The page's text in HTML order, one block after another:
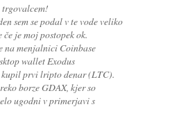
sem se podal v te vode veliko
je moj postopek ok.
na menjalnici Coinbase
wallet Exodus
kupil prvi lripto denar (LTC).
borze GDAX, kjer so
ugodni v primerjavi s